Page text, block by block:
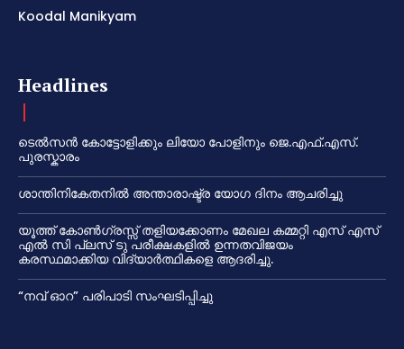
Koodal Manikyam
Headlines
ടെൽസൻ കോട്ടോളിക്കും ലിയോ പോളിനും ജെ.എഫ്.എസ്.
പുരസ്കാരം
ശാന്തിനികേതനിൽ അന്താരാഷ്ട്ര യോഗ ദിനം ആചരിച്ചു
യൂത്ത് കോൺഗ്രസ്സ് തളിയക്കോണം മേഖല കമ്മറ്റി എസ് എസ്
എൽ സി പ്ലസ് ടു പരീക്ഷകളിൽ ഉന്നതവിജയം
കരസ്ഥമാക്കിയ വിദ്യാർത്ഥികളെ ആദരിച്ചു.
“നവ് ഓറ” പരിപാടി സംഘടിപ്പിച്ചു